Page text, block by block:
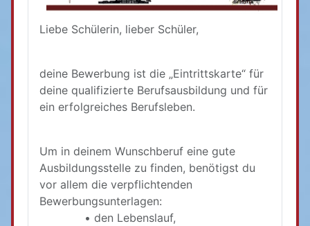
Liebe Schülerin, lieber Schüler,
deine Bewerbung ist die „Eintrittskarte“ für
deine qualifizierte Berufsausbildung und für
ein erfolgreiches Berufsleben.
Um in deinem Wunschberuf eine gute
Ausbildungsstelle zu finden, benötigst du
vor allem die verpflichtenden
Bewerbungsunterlagen:
• den Lebenslauf,